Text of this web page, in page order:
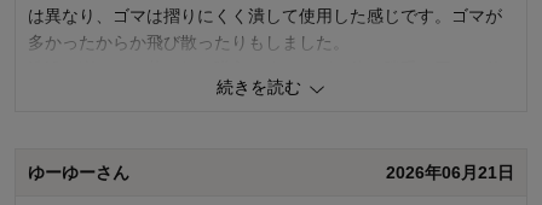
購入商品： 片口ごますり
使用場所：
キッチン
購入のきっかけ：
買い替え、買い足し
商品を使う人：
自分、配偶者
は異なり、ゴマは摺りにくく潰して使用した感じです。ゴマが
多かったからか飛び散ったりもしました。
続きを読む
ゆーゆーさん 2026年06月21日